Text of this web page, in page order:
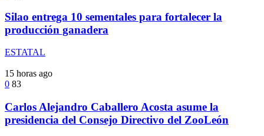
Silao entrega 10 sementales para fortalecer la
producción ganadera
ESTATAL
15 horas ago
0 83
Carlos Alejandro Caballero Acosta asume la
presidencia del Consejo Directivo del ZooLeón